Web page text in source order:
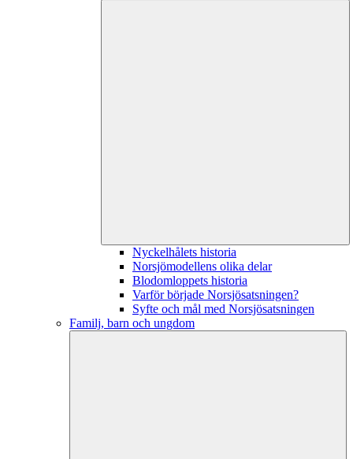
Nyckelhålets historia
Norsjömodellens olika delar
Blodomloppets historia
Varför började Norsjösatsningen?
Syfte och mål med Norsjösatsningen
Familj, barn och ungdom